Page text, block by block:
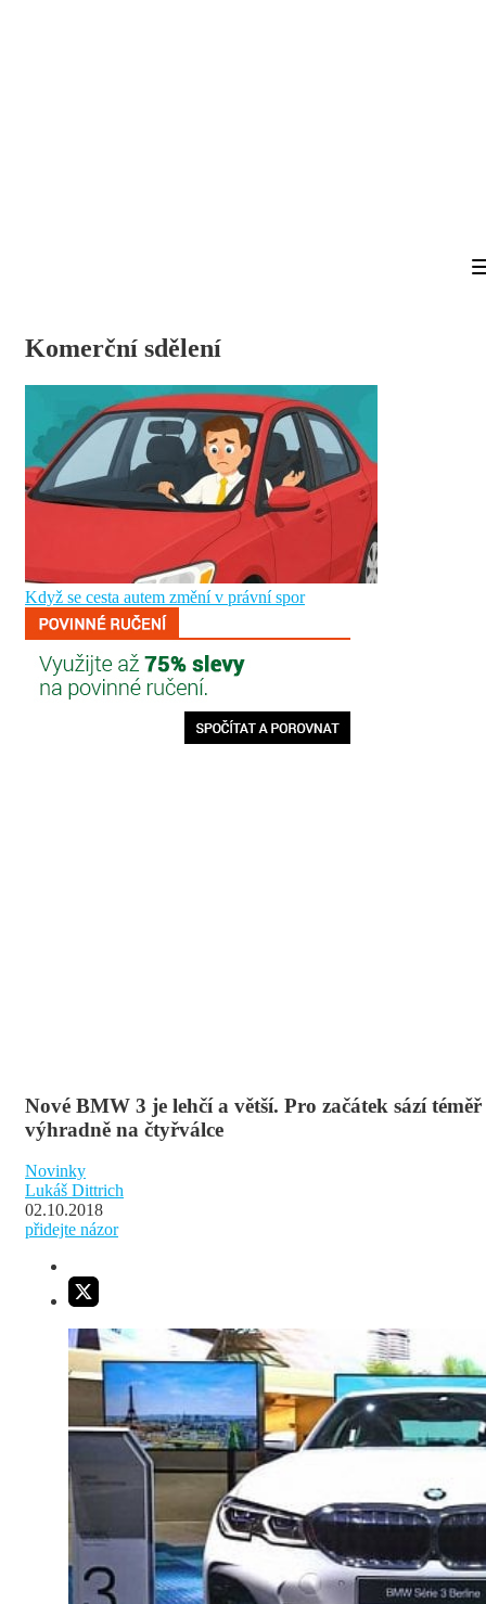
Nové BMW 3 je lehčí a větší. Pro začátek sází téměř
výhradně na čtyřválce
Novinky
Lukáš Dittrich
02.10.2018
přidejte názor
Komerční sdělení
Když se cesta autem změní v právní spor